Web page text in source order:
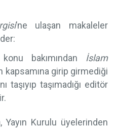
’ne ulaşan makaleler
bakımından İslam
kapsamına girip girmediği
taşıyıp taşımadığı editör
Yayın Kurulu üyelerinden